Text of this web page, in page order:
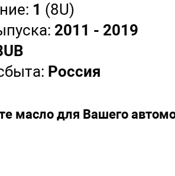
1 (8U)
2011 - 2019
Россия
масло для Вашего